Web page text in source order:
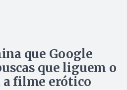
que Google
que liguem o
a filme erótico